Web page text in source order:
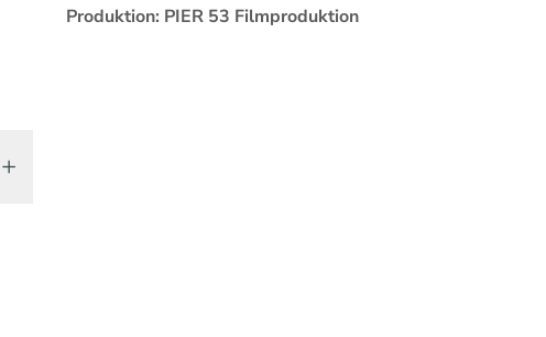
Produktion: PIER 53 Filmproduktion